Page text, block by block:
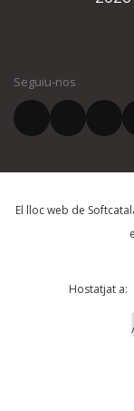
El vostre
Què
Comentari *
Seguiu-nos
El lloc web de
Hostatjat a: